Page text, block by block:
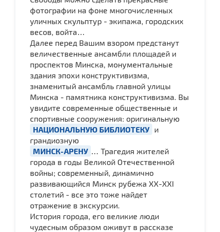
фотографии на фоне многочисленных
уличных скульптур - экипажа, городских
весов, войта…
Далее перед Вашим взором предстанут
величественные ансамбли площадей и
проспектов Минска, монументальные
здания эпохи конструктивизма,
знаменитый ансамбль главной улицы
Минска - памятника конструктивизма. Вы
увидите современные общественные и
спортивные сооружения: оригинальную
НАЦИОНАЛЬНУЮ БИБЛИОТЕКУ и
грандиозную
МИНСК-АРЕНУ
… Трагедия жителей
города в годы Великой Отечественной
войны; современный, динамично
развивающийся Минск рубежа ХХ-ХХI
столетий - все это тоже найдет
отражение в экскурсии.
История города, его великие люди
чудесным образом оживут в рассказе